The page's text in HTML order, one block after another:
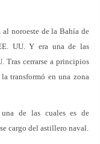
noroeste de la Bahía de
UU. Y era una de las
Tras cerrarse a principios
transformó en una zona
una de las cuales es de
cargo del astillero naval.